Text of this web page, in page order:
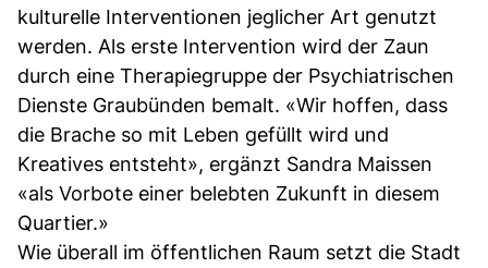
kulturelle Interventionen jeglicher Art genutzt
werden. Als erste Intervention wird der Zaun
durch eine Therapiegruppe der Psychiatrischen
Dienste Graubünden bemalt. «Wir hoffen, dass
die Brache so mit Leben gefüllt wird und
Kreatives entsteht», ergänzt Sandra Maissen
«als Vorbote einer belebten Zukunft in diesem
Quartier.»
Wie überall im öffentlichen Raum setzt die Stadt